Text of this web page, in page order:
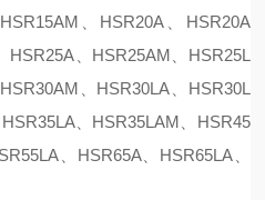
、HSR20A、HSR20A
、HSR25AM、HSR25L
、HSR30LA、HSR30L
、HSR35LAM、HSR45
、HSR65A、HSR65LA、